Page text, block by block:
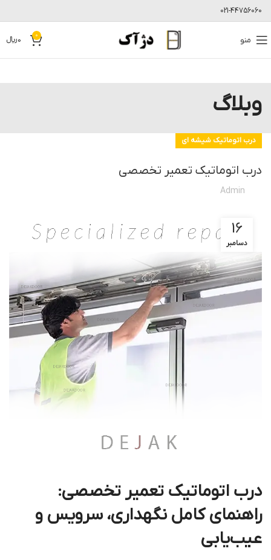
021-44756060
منو 0
0﷼
وبلاگ
درب اتوماتیک شیشه ای
درب اتوماتیک تعمیر تخصصی
Admin
16
دسامبر
درب اتوماتیک تعمیر تخصصی:
راهنمای کامل نگهداری، سرویس و
عیب‌یابی